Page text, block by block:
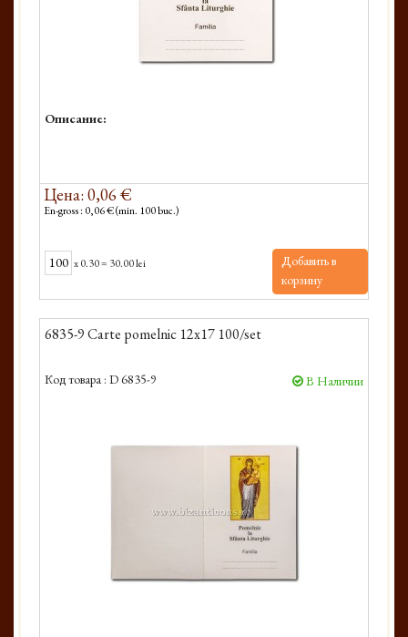
Описание:
Цена: 0,06 €
En-gross : 0,06 € (min. 100 buc.)
x0.30= 30.00 lei
Добавить в
корзину
6835-9 Carte pomelnic 12x17 100/set
Код товара : D 6835-9 В Наличии